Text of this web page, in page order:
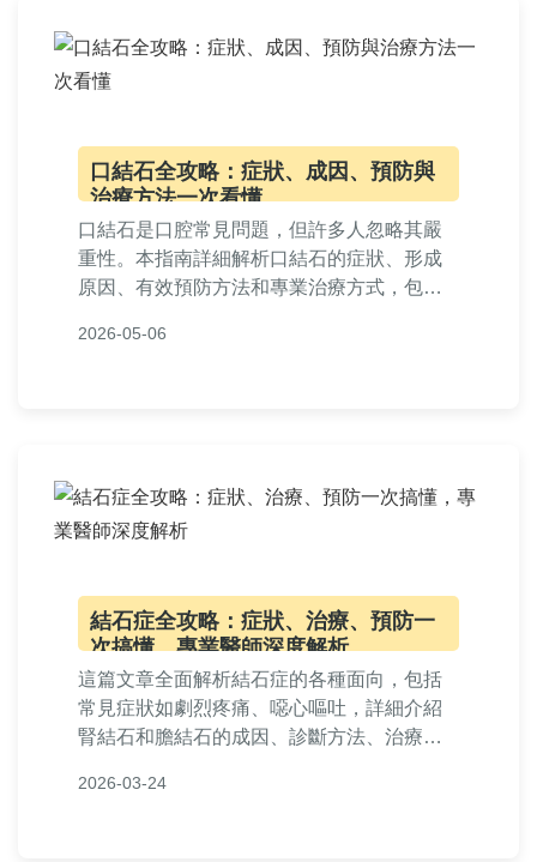
口結石全攻略：症狀、成因、預防與
治療方法一次看懂
口結石是口腔常見問題，但許多人忽略其嚴
重性。本指南詳細解析口結石的症狀、形成
原因、有效預防方法和專業治療方式，包含
是想預防還是已經有口結石困擾，這篇文章
2026-05-06
結石症全攻略：症狀、治療、預防一
次搞懂，專業醫師深度解析
這篇文章全面解析結石症的各種面向，包括
常見症狀如劇烈疼痛、噁心嘔吐，詳細介紹
腎結石和膽結石的成因、診斷方法、治療選
中包含專業醫師建議、個人經驗分享和常見
2026-03-24